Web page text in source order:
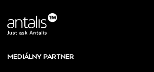
MEDIÁLNY PARTNER